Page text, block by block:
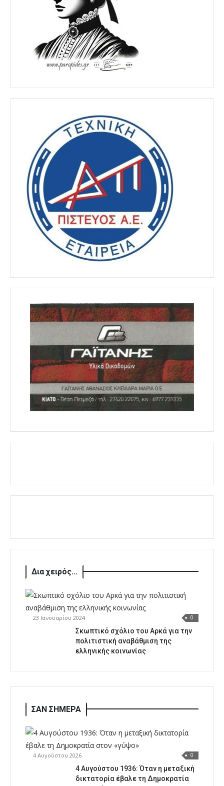
Δια χειρός...
23 Ιανουαρίου 2024 0
Σκωπτικό σχόλιο του Αρκά για την
πολιτιστική αναβάθμιση της
ελληνικής κοινωνίας
ΣΑΝ ΣΗΜΕΡΑ
4 Αυγούστου 2026 0
4 Αυγούστου 1936: Όταν η μεταξική
δικτατορία έβαλε τη Δημοκρατία